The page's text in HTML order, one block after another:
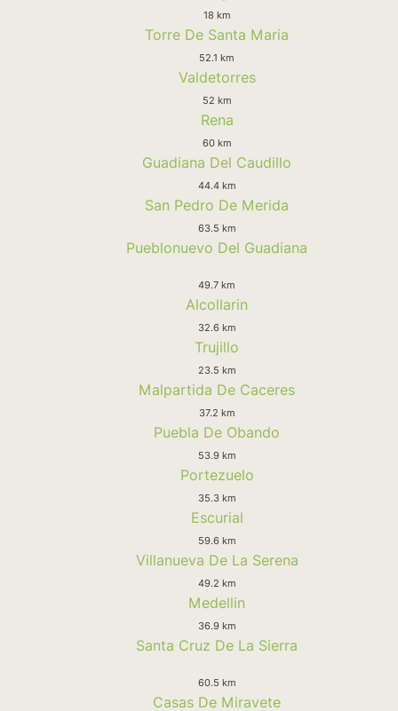
18 km
Torre De Santa Maria
52.1 km
Valdetorres
52 km
Rena
60 km
Guadiana Del Caudillo
44.4 km
San Pedro De Merida
63.5 km
Pueblonuevo Del Guadiana
49.7 km
Alcollarin
32.6 km
Trujillo
23.5 km
Malpartida De Caceres
37.2 km
Puebla De Obando
53.9 km
Portezuelo
35.3 km
Escurial
59.6 km
Villanueva De La Serena
49.2 km
Medellin
36.9 km
Santa Cruz De La Sierra
60.5 km
Casas De Miravete